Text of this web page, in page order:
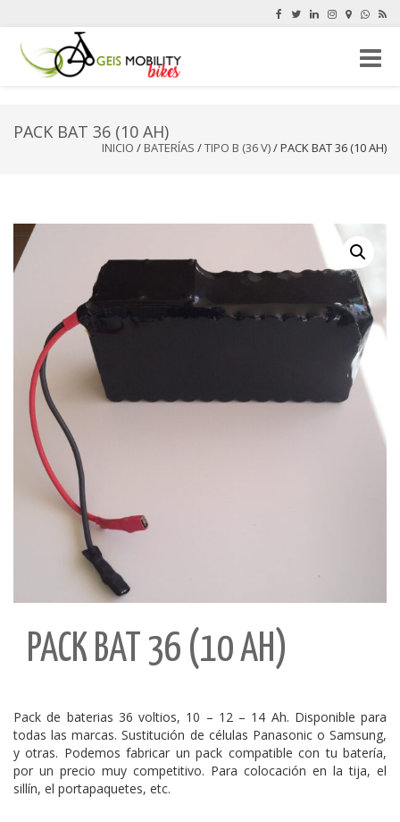
PACK BAT 36 (10 AH)
INICIO / BATERÍAS /TIPO B (36 V)/ PACK BAT 36 (10 AH)
PACK BAT 36 (10 AH)
Pack de baterias 36 voltios, 10 – 12 – 14 Ah. Disponible para
todas las marcas. Sustitución de células Panasonic o Samsung,
y otras. Podemos fabricar un pack compatible con tu batería,
por un precio muy competitivo. Para colocación en la tija, el
sillín, el portapaquetes, etc.